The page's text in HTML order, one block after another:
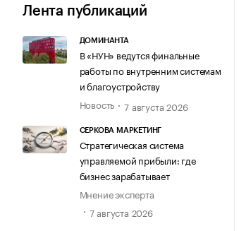
Технологии и медиа Рынок
Лента публикаций
ДОМИНАНТА
В «НУН» ведутся финальные
работы по внутренним системам
и благоустройству
Новость
7 августа 2026
СЕРКОВА МАРКЕТИНГ
Стратегическая система
управляемой прибыли: где
бизнес зарабатывает
Мнение эксперта
7 августа 2026